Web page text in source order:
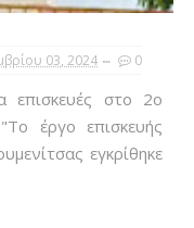
03, 2024 0
επισκευές στο 2ο
έργο επισκευής
εγκρίθηκε